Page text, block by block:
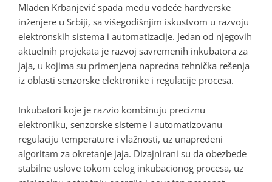
Mladen Krbanjević spada među vodeće hardverske
inženjere u Srbiji, sa višegodišnjim iskustvom u razvoju
elektronskih sistema i automatizacije. Jedan od njegovih
aktuelnih projekata je razvoj savremenih inkubatora za
jaja, u kojima su primenjena napredna tehnička rešenja
iz oblasti senzorske elektronike i regulacije procesa.
Inkubatori koje je razvio kombinuju preciznu
elektroniku, senzorske sisteme i automatizovanu
regulaciju temperature i vlažnosti, uz unapređeni
algoritam za okretanje jaja. Dizajnirani su da obezbede
stabilne uslove tokom celog inkubacionog procesa, uz